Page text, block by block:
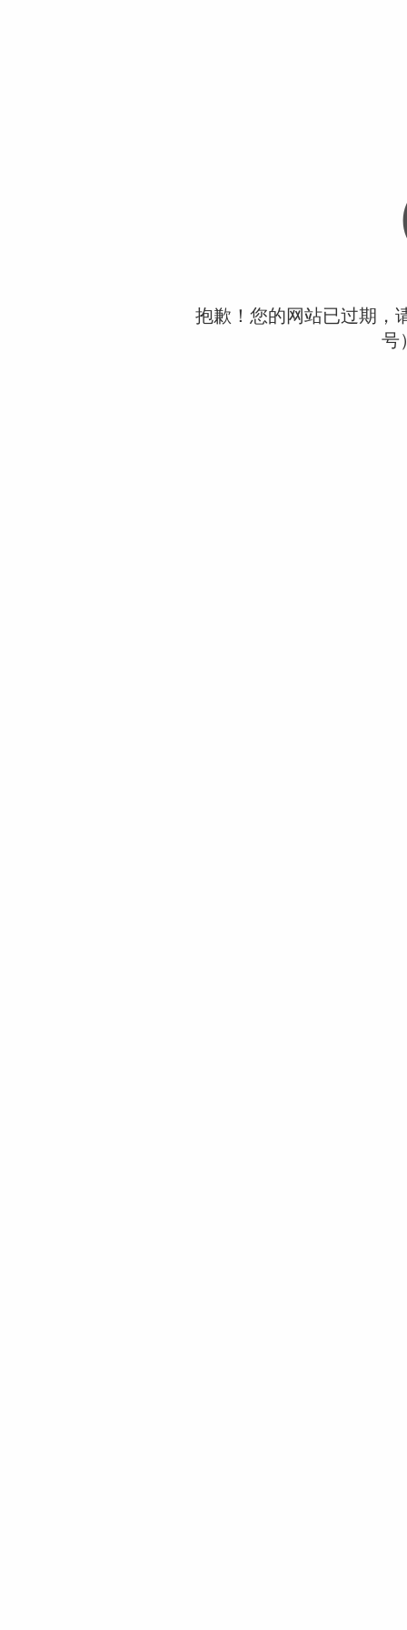
抱歉！您的网站已过期，
号